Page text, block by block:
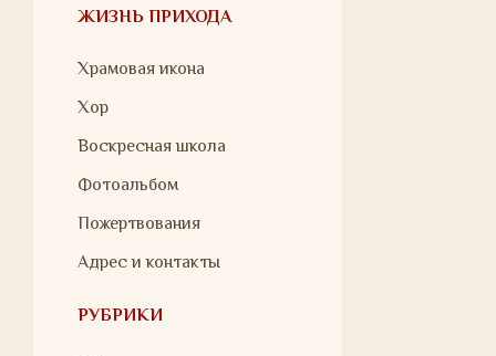
ЖИЗНЬ ПРИХОДА
Храмовая икона
Хор
Воскресная школа
Фотоальбом
Пожертвования
Адрес и контакты
РУБРИКИ